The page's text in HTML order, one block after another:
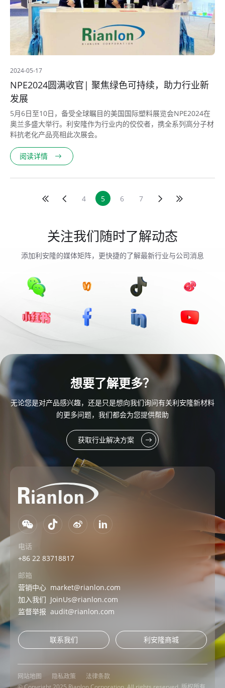
NPE2024圆满收官| 聚焦绿色可持续，助力行业新
发展
2024-05-17
5月6日至10日，备受全球瞩目的美国国际塑料展览会NPE2024在
奥兰多盛大举行。利安隆作为行业内的佼佼者，携全系列高分子材
料抗老化产品亮相此次展会。
阅读详情
4 5 6 7
关注我们随时了解动态
添加利安隆的媒体矩阵，更快捷的了解最新行业与公司消息
想要了解更多？
无论您是对产品感兴趣，还是只是想向我们询问有关利安隆新材料
的更多问题，我们都会为您提供帮助
获取行业解决方案
电话
+86 22 83718817
邮箱
营销中心 market@rianlon.com
加入我们 JoinUs@rianlon.com
监督举报 audit@rianlon.com
联系我们 利安隆商城
网站地图 隐私政策 法律条款